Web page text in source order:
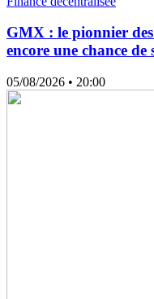
GMX : le pionnier
encore une chance de
05/08/2026 • 20:00